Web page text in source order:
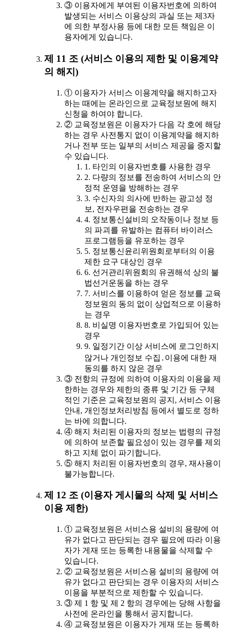
③ 이용자에게 부여된 이용자번호에 의하여
발생되는 서비스 이용상의 과실 또는 제3자
에 의한 부정사용 등에 대한 모든 책임은 이
용자에게 있습니다.
제 11 조 (서비스 이용의 제한 및 이용계약
의 해지)
① 이용자가 서비스 이용계약을 해지하고자
하는 때에는 온라인으로 교육정보원에 해지
신청을 하여야 합니다.
② 교육정보원은 이용자가 다음 각 호에 해당
하는 경우 사전통지 없이 이용계약을 해지하
거나 전부 또는 일부의 서비스 제공을 중지할
수 있습니다.
1. 타인의 이용자번호를 사용한 경우
2. 다량의 정보를 전송하여 서비스의 안
정적 운영을 방해하는 경우
3. 수신자의 의사에 반하는 광고성 정
보, 전자우편을 전송하는 경우
4. 정보통신설비의 오작동이나 정보 등
의 파괴를 유발하는 컴퓨터 바이러스
프로그램등을 유포하는 경우
5. 정보통신윤리위원회로부터의 이용
제한 요구 대상인 경우
6. 선거관리위원회의 유권해석 상의 불
법선거운동을 하는 경우
7. 서비스를 이용하여 얻은 정보를 교육
정보원의 동의 없이 상업적으로 이용하
는 경우
8. 비실명 이용자번호로 가입되어 있는
경우
9. 일정기간 이상 서비스에 로그인하지
않거나 개인정보 수집․이용에 대한 재
동의를 하지 않은 경우
③ 전항의 규정에 의하여 이용자의 이용을 제
한하는 경우와 제한의 종류 및 기간 등 구체
적인 기준은 교육정보원의 공지, 서비스 이용
안내, 개인정보처리방침 등에서 별도로 정하
는 바에 의합니다.
④ 해지 처리된 이용자의 정보는 법령의 규정
에 의하여 보존할 필요성이 있는 경우를 제외
하고 지체 없이 파기합니다.
⑤ 해지 처리된 이용자번호의 경우, 재사용이
불가능합니다.
제 12 조 (이용자 게시물의 삭제 및 서비스
이용 제한)
① 교육정보원은 서비스용 설비의 용량에 여
유가 없다고 판단되는 경우 필요에 따라 이용
자가 게재 또는 등록한 내용물을 삭제할 수
있습니다.
② 교육정보원은 서비스용 설비의 용량에 여
유가 없다고 판단되는 경우 이용자의 서비스
이용을 부분적으로 제한할 수 있습니다.
③ 제 1 항 및 제 2 항의 경우에는 당해 사항을
사전에 온라인을 통해서 공지합니다.
④ 교육정보원은 이용자가 게재 또는 등록하